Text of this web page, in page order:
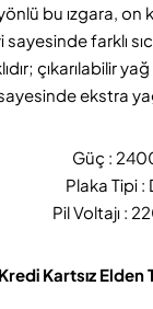
yönlü bu ızgara,
sayesinde farklı
çıkarılabilir
ekstra
Güç :
Plaka Tipi :
Pil Voltajı :
Kartsız